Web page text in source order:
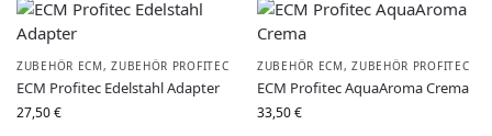
ZUBEHÖR ECM,ZUBEHÖR PROFITEC
ECM Profitec Edelstahl Adapter
27,50€
ZUBEHÖR ECM,ZUBEHÖR PROFITEC
ECM Profitec AquaAroma Crema
33,50€